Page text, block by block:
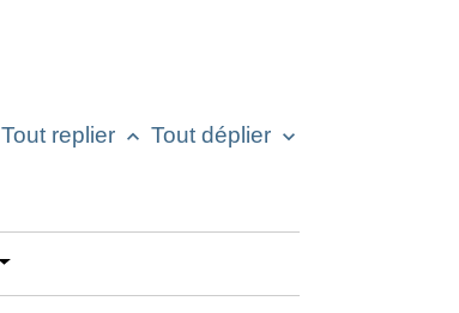
Tout replier keyboard_arrow_up Tout déplier keyboard_arrow_down